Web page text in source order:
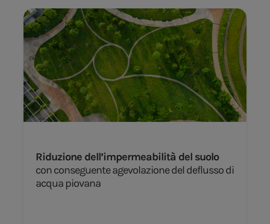
Riduzione dell’impermeabilità del suolo
con conseguente agevolazione del deflusso di
acqua piovana